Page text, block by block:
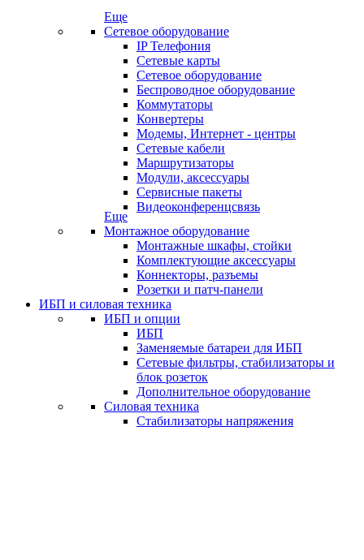
Еще
Сетевое оборудование
IP Телефония
Сетевые карты
Сетевое оборудование
Беспроводное оборудование
Коммутаторы
Конвертеры
Модемы, Интернет - центры
Сетевые кабели
Маршрутизаторы
Модули, аксессуары
Сервисные пакеты
Видеоконференцсвязь
Еще
Монтажное оборудование
Монтажные шкафы, стойки
Комплектующие аксессуары
Коннекторы, разъемы
Розетки и патч-панели
ИБП и силовая техника
ИБП и опции
ИБП
Заменяемые батареи для ИБП
Сетевые фильтры, стабилизаторы и
блок розеток
Дополнительное оборудование
Силовая техника
Стабилизаторы напряжения